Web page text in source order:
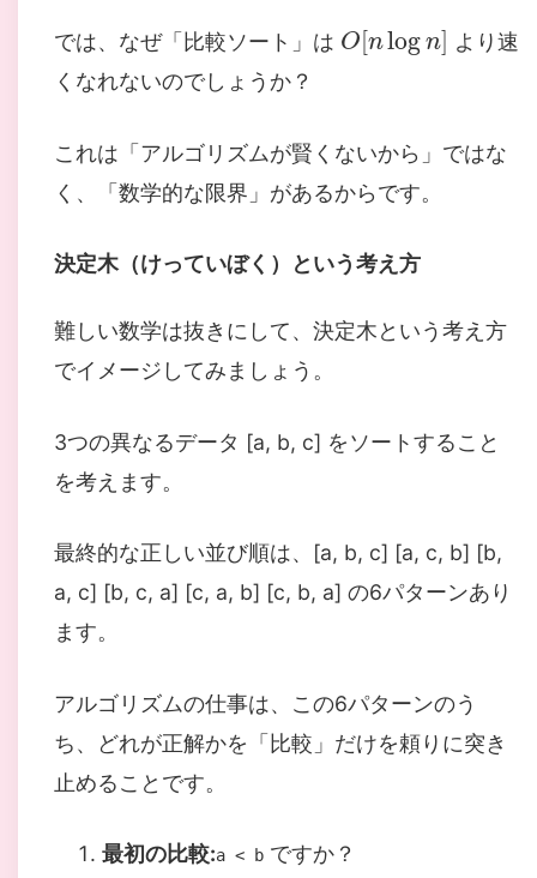
では、なぜ「比較ソート」は
O[ n
より速
くなれないのでしょうか？
これは「アルゴリズムが賢くないから」ではな
く、「数学的な限界」があるからです。
決定木（けっていぼく）という考え方
難しい数学は抜きにして、決定木という考え方
でイメージしてみましょう。
3つの異なるデータ [a, b, c] をソートすること
を考えます。
最終的な正しい並び順は、[a, b, c] [a, c, b] [b,
a, c] [b, c, a] [c, a, b] [c, b, a] の6パターンあり
ます。
アルゴリズムの仕事は、この6パターンのう
ち、どれが正解かを「比較」だけを頼りに突き
止めることです。
最初の比較:a < b ですか？